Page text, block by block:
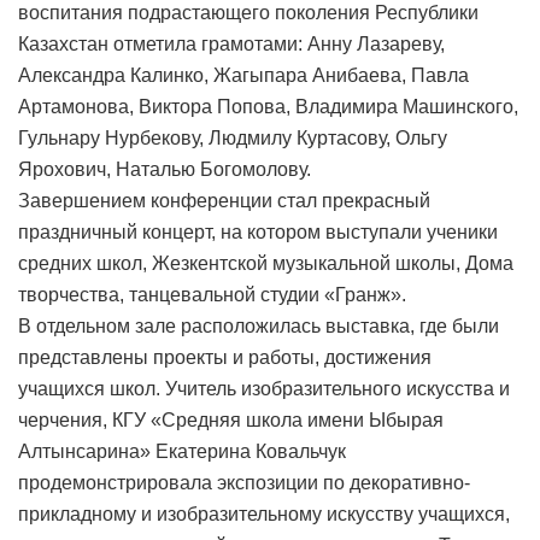
воспитания подрастающего поколения Республики
Казахстан отметила грамотами: Анну Лазареву,
Александра Калинко, Жагыпара Анибаева, Павла
Артамонова, Виктора Попова, Владимира Машинского,
Гульнару Нурбекову, Людмилу Куртасову, Ольгу
Ярохович, Наталью Богомолову.
Завершением конференции стал прекрасный
праздничный концерт, на котором выступали ученики
средних школ, Жезкентской музыкальной школы, Дома
творчества, танцевальной студии «Гранж».
В отдельном зале расположилась выставка, где были
представлены проекты и работы, достижения
учащихся школ. Учитель изобразительного искусства и
черчения, КГУ «Средняя школа имени Ыбырая
Алтынсарина» Екатерина Ковальчук
продемонстрировала экспозиции по декоративно-
прикладному и изобразительному искусству учащихся,